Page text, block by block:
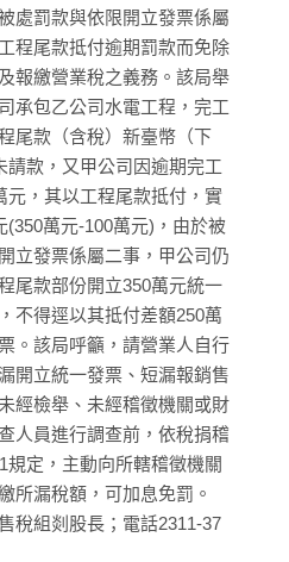
處罰款與依限開立發票係屬
程尾款抵付逾期罰款而免除
報繳營業稅之義務。該局舉
承包乙公司水電工程，完工
尾款（含稅）新臺幣（下
請款，又甲公司因逾期完工
元，其以工程尾款抵付，實
(350萬元-100萬元)，由於被
立發票係屬二事，甲公司仍
尾款部份開立350萬元統一
不得逕以其抵付差額250萬
。該局呼籲，請營業人自行
開立統一發票、短漏報銷售
經檢舉、未經稽徵機關或財
人員進行調查前，依稅捐稽
規定，主動向所轄稽徵機關
所漏稅額，可加息免罰。
稅組剡股長；電話2311-37